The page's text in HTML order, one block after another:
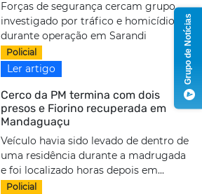
Forças de segurança cercam grupo
investigado por tráfico e homicídios
durante operação em Sarandi
Policial
Ler artigo
Cerco da PM termina com dois
presos e Fiorino recuperada em
Mandaguaçu
Veículo havia sido levado de dentro de
uma residência durante a madrugada
e foi localizado horas depois em...
Policial
Grupo de Notícias